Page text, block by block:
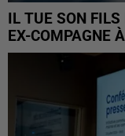
IL TUE SON
EX-COMPAGNE